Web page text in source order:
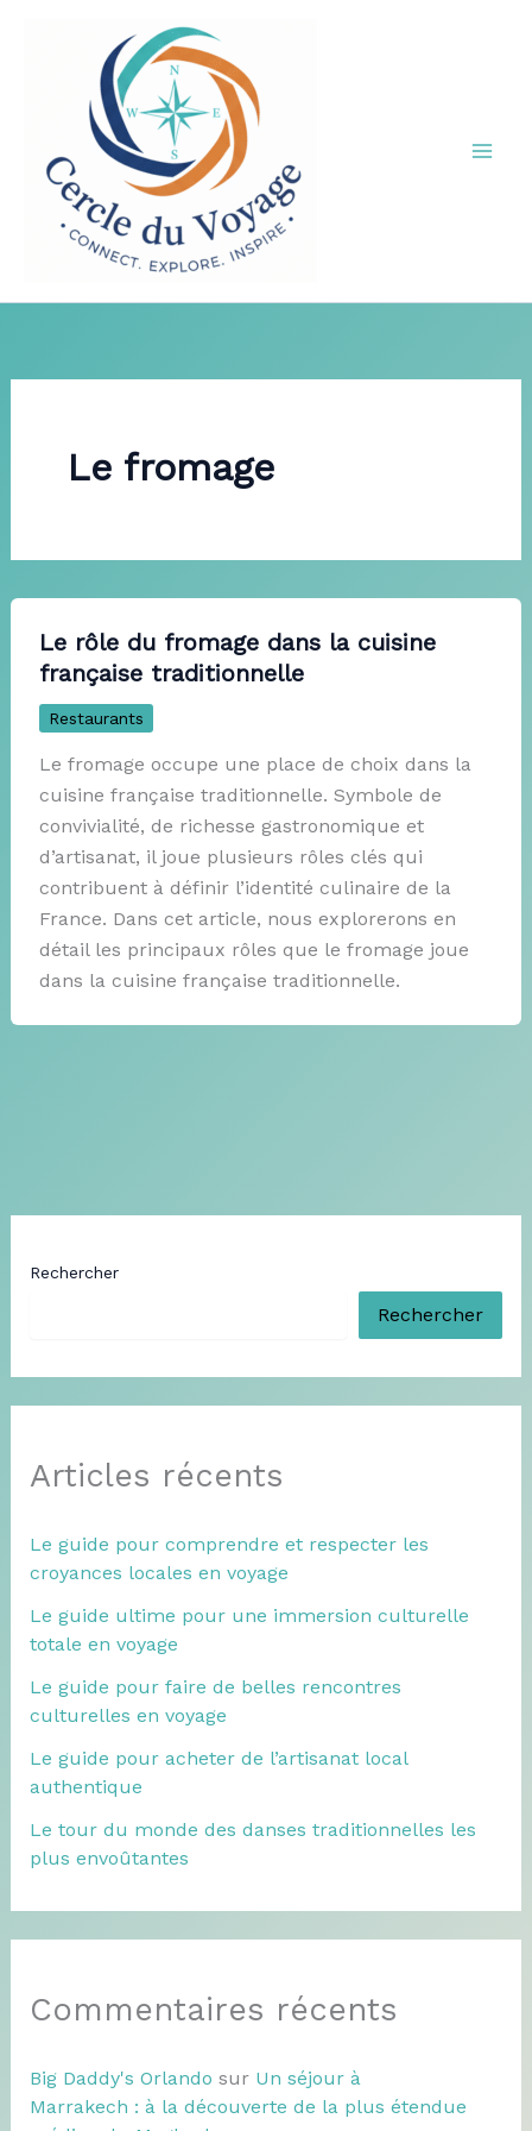
Le fromage
Le rôle du fromage dans la cuisine
française traditionnelle
Restaurants
Le fromage occupe une place de choix dans la
cuisine française traditionnelle. Symbole de
convivialité, de richesse gastronomique et
d’artisanat, il joue plusieurs rôles clés qui
contribuent à définir l’identité culinaire de la
France. Dans cet article, nous explorerons en
détail les principaux rôles que le fromage joue
dans la cuisine française traditionnelle.
Rechercher
Rechercher
Articles récents
Le guide pour comprendre et respecter les
croyances locales en voyage
Le guide ultime pour une immersion culturelle
totale en voyage
Le guide pour faire de belles rencontres
culturelles en voyage
Le guide pour acheter de l’artisanat local
authentique
Le tour du monde des danses traditionnelles les
plus envoûtantes
Commentaires récents
Big Daddy's Orlando sur Un séjour à
Marrakech : à la découverte de la plus étendue